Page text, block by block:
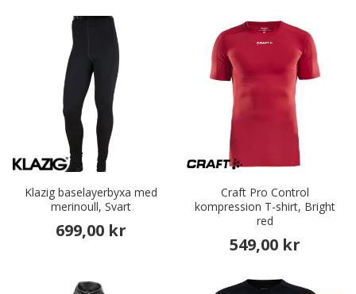
Klazig baselayerbyxa med
merinoull, Svart
699,00 kr
Craft Pro Control
kompression T-shirt, Bright
red
549,00 kr